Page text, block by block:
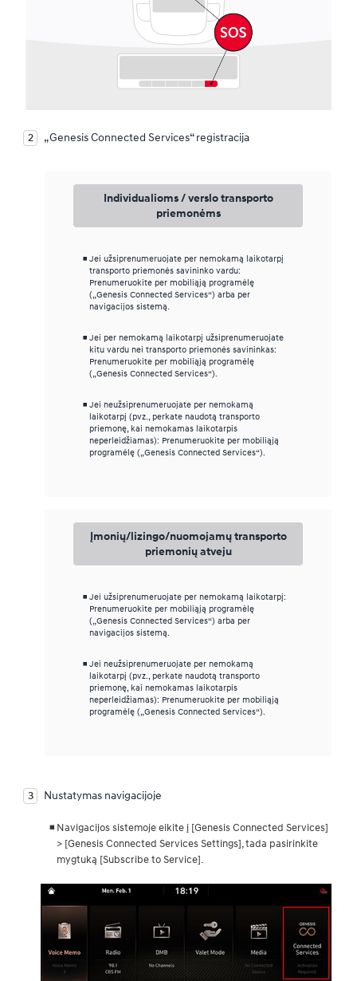
„Genesis Connected Services“ registracija
Individualioms / verslo transporto
priemonėms
Jei užsiprenumeruojate per nemokamą laikotarpį
transporto priemonės savininko vardu:
Prenumeruokite per mobiliąją programėlę
(„Genesis Connected Services“) arba per
navigacijos sistemą.
Jei per nemokamą laikotarpį užsiprenumeruojate
kitu vardu nei transporto priemonės savininkas:
Prenumeruokite per mobiliąją programėlę
(„Genesis Connected Services“).
Jei neužsiprenumeruojate per nemokamą
laikotarpį (pvz., perkate naudotą transporto
priemonę, kai nemokamas laikotarpis
neperleidžiamas): Prenumeruokite per mobiliąją
programėlę („Genesis Connected Services“).
Įmonių/lizingo/nuomojamų transporto
priemonių atveju
Jei užsiprenumeruojate per nemokamą laikotarpį:
Prenumeruokite per mobiliąją programėlę
(„Genesis Connected Services“) arba per
navigacijos sistemą.
Jei neužsiprenumeruojate per nemokamą
laikotarpį (pvz., perkate naudotą transporto
priemonę, kai nemokamas laikotarpis
neperleidžiamas): Prenumeruokite per mobiliąją
programėlę („Genesis Connected Services“).
Nustatymas navigacijoje
Navigacijos sistemoje eikite į [Genesis Connected Services]
> [Genesis Connected Services Settings], tada pasirinkite
mygtuką [Subscribe to Service].